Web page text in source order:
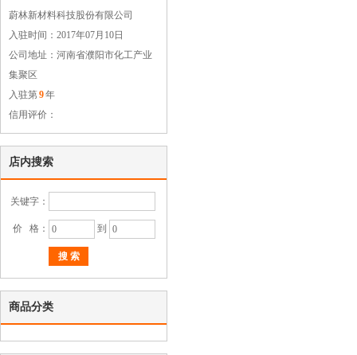
蔚林新材料科技股份有限公司
入驻时间：2017年07月10日
公司地址：河南省濮阳市化工产业
集聚区
入驻第9年
信用评价：
店内搜索
关键字：
价 格： 到
搜 索
商品分类